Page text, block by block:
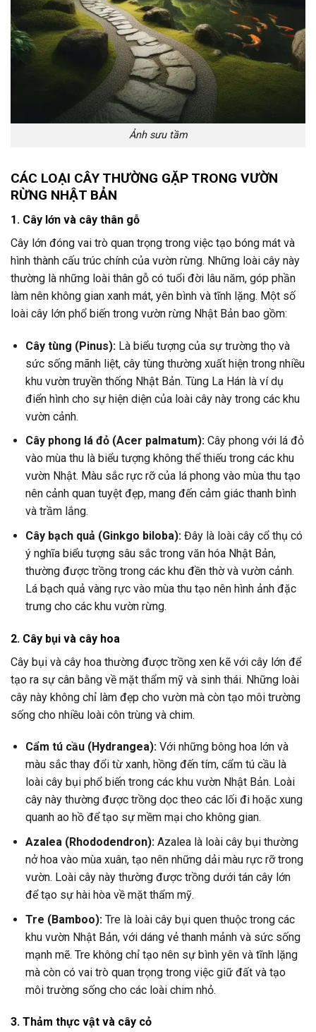
Ảnh sưu tầm
CÁC LOẠI CÂY THƯỜNG GẶP TRONG VƯỜN
RỪNG NHẬT BẢN
1. Cây lớn và cây thân gỗ
Cây lớn đóng vai trò quan trọng trong việc tạo bóng mát và
hình thành cấu trúc chính của vườn rừng. Những loài cây này
thường là những loài thân gỗ có tuổi đời lâu năm, góp phần
làm nên không gian xanh mát, yên bình và tĩnh lặng. Một số
loài cây lớn phổ biến trong vườn rừng Nhật Bản bao gồm:
Cây tùng (Pinus):Là biểu tượng của sự trường thọ và
sức sống mãnh liệt, cây tùng thường xuất hiện trong nhiều
khu vườn truyền thống Nhật Bản. Tùng La Hán là ví dụ
điển hình cho sự hiện diện của loài cây này trong các khu
vườn cảnh.
Cây phong lá đỏ (Acer palmatum):Cây phong với lá đỏ
vào mùa thu là biểu tượng không thể thiếu trong các khu
vườn Nhật. Màu sắc rực rỡ của lá phong vào mùa thu tạo
nên cảnh quan tuyệt đẹp, mang đến cảm giác thanh bình
và trầm lắng.
Cây bạch quả (Ginkgo biloba):Đây là loài cây cổ thụ có
ý nghĩa biểu tượng sâu sắc trong văn hóa Nhật Bản,
thường được trồng trong các khu đền thờ và vườn cảnh.
Lá bạch quả vàng rực vào mùa thu tạo nên hình ảnh đặc
trưng cho các khu vườn rừng.
2. Cây bụi và cây hoa
Cây bụi và cây hoa thường được trồng xen kẽ với cây lớn để
tạo ra sự cân bằng về mặt thẩm mỹ và sinh thái. Những loài
cây này không chỉ làm đẹp cho vườn mà còn tạo môi trường
sống cho nhiều loài côn trùng và chim.
Cẩm tú cầu (Hydrangea):Với những bông hoa lớn và
màu sắc thay đổi từ xanh, hồng đến tím, cẩm tú cầu là
loài cây bụi phổ biến trong các khu vườn Nhật Bản. Loài
cây này thường được trồng dọc theo các lối đi hoặc xung
quanh ao hồ để tạo sự mềm mại cho không gian.
Azalea (Rhododendron):Azalea là loài cây bụi thường
nở hoa vào mùa xuân, tạo nên những dải màu rực rỡ trong
vườn. Loài cây này thường được trồng dưới tán cây lớn
để tạo sự hài hòa về mặt thẩm mỹ.
Tre (Bamboo):Tre là loài cây bụi quen thuộc trong các
khu vườn Nhật Bản, với dáng vẻ thanh mảnh và sức sống
mạnh mẽ. Tre không chỉ tạo nên sự bình yên và tĩnh lặng
mà còn có vai trò quan trọng trong việc giữ đất và tạo
môi trường sống cho các loài chim nhỏ.
3. Thảm thực vật và cây cỏ